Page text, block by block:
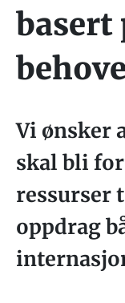
basert
Vi ønsker
skal bli
ressurser
oppdrag